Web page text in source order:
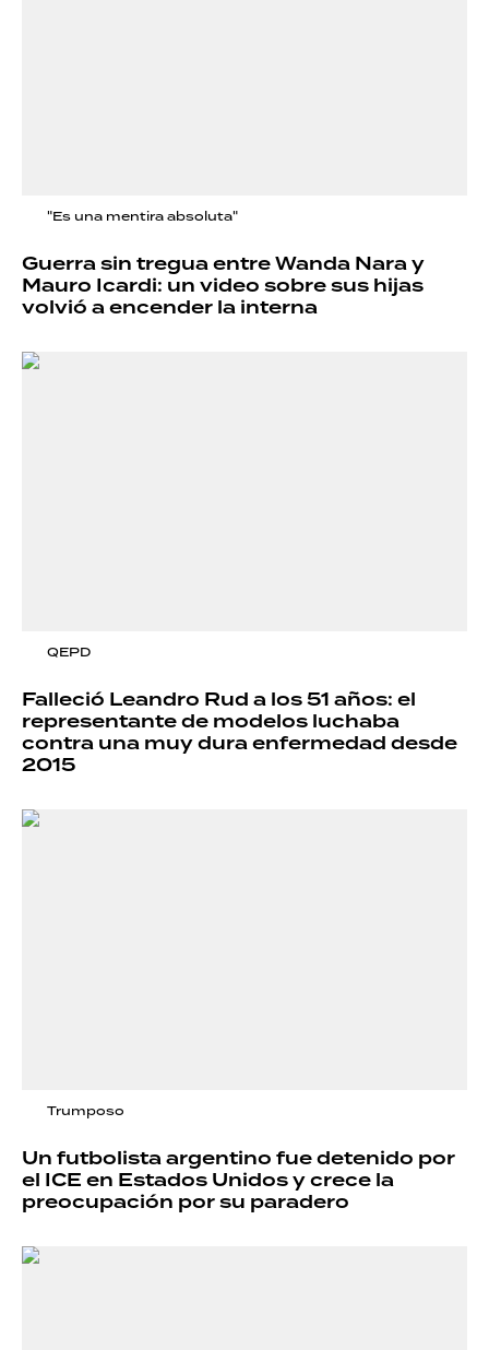
"Es una mentira absoluta"
Guerra sin tregua entre Wanda Nara y
Mauro Icardi: un video sobre sus hijas
volvió a encender la interna
QEPD
Falleció Leandro Rud a los 51 años: el
representante de modelos luchaba
contra una muy dura enfermedad desde
2015
Trumposo
Un futbolista argentino fue detenido por
el ICE en Estados Unidos y crece la
preocupación por su paradero